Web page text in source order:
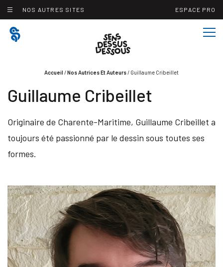
NOS AUTRES SITES ESPACE PRO
Accueil /Nos Autrices Et Auteurs/ Guillaume Cribeillet
Guillaume Cribeillet
Originaire de Charente-Maritime, Guillaume Cribeillet a
toujours été passionné par le dessin sous toutes ses
formes.